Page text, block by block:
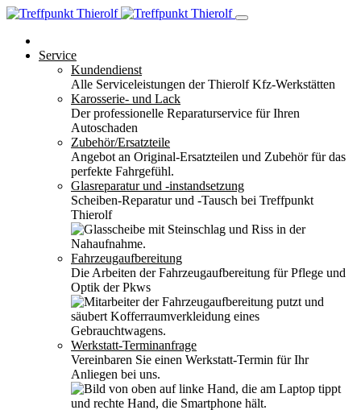
Service
Kundendienst
Alle Serviceleistungen der Thierolf Kfz-Werkstätten
Karosserie- und Lack
Der professionelle Reparaturservice für Ihren
Autoschaden
Zubehör/Ersatzteile
Angebot an Original-Ersatzteilen und Zubehör für das
perfekte Fahrgefühl.
Glasreparatur und -instandsetzung
Scheiben-Reparatur und -Tausch bei Treffpunkt
Thierolf
Fahrzeugaufbereitung
Die Arbeiten der Fahrzeugaufbereitung für Pflege und
Optik der Pkws
Werkstatt-Terminanfrage
Vereinbaren Sie einen Werkstatt-Termin für Ihr
Anliegen bei uns.